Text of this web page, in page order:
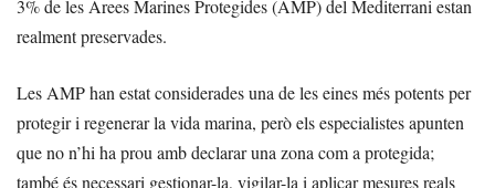
3% de les Àrees Marines Protegides (AMP) del Mediterrani estan
realment preservades.
Les AMP han estat considerades una de les eines més potents per
protegir i regenerar la vida marina, però els especialistes apunten
que no n’hi ha prou amb declarar una zona com a protegida;
també és necessari gestionar-la, vigilar-la i aplicar mesures reals